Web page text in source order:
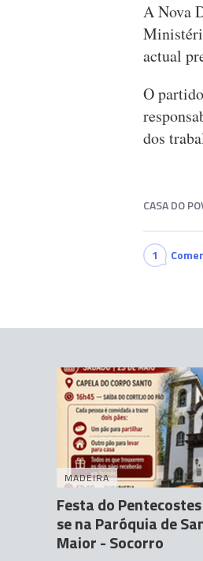
A Nova
actual
O
dos
CASA DO
1
MADEIRA
Festa do
se na Paróquia de
Maior - Socorro